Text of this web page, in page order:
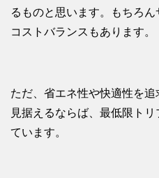
るものと思います。もちろ
コストバランスもあります。
ただ、省エネ性や快適性を
見据えるならば、最低限ト
ています。